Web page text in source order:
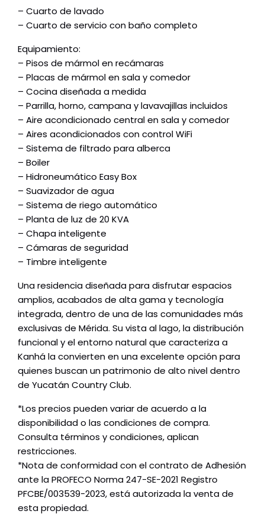
– Cuarto de lavado
– Cuarto de servicio con baño completo
Equipamiento:
– Pisos de mármol en recámaras
– Placas de mármol en sala y comedor
– Cocina diseñada a medida
– Parrilla, horno, campana y lavavajillas incluidos
– Aire acondicionado central en sala y comedor
– Aires acondicionados con control WiFi
– Sistema de filtrado para alberca
– Boiler
– Hidroneumático Easy Box
– Suavizador de agua
– Sistema de riego automático
– Planta de luz de 20 KVA
– Chapa inteligente
– Cámaras de seguridad
– Timbre inteligente
Una residencia diseñada para disfrutar espacios
amplios, acabados de alta gama y tecnología
integrada, dentro de una de las comunidades más
exclusivas de Mérida. Su vista al lago, la distribución
funcional y el entorno natural que caracteriza a
Kanhá la convierten en una excelente opción para
quienes buscan un patrimonio de alto nivel dentro
de Yucatán Country Club.
*Los precios pueden variar de acuerdo a la
disponibilidad o las condiciones de compra.
Consulta términos y condiciones, aplican
restricciones.
*Nota de conformidad con el contrato de Adhesión
ante la PROFECO Norma 247-SE-2021 Registro
PFCBE/003539-2023, está autorizada la venta de
esta propiedad.